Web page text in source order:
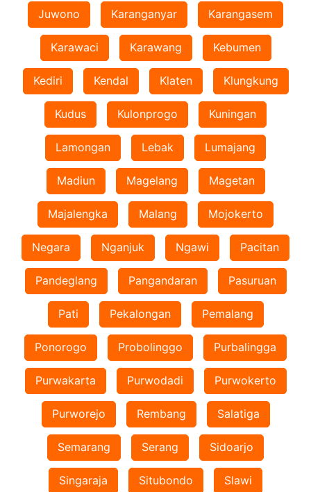
Juwono Karanganyar Karangasem
Karawaci Karawang Kebumen
Kediri Kendal Klaten Klungkung
Kudus Kulonprogo Kuningan
Lamongan Lebak Lumajang
Madiun Magelang Magetan
Majalengka Malang Mojokerto
Negara Nganjuk Ngawi Pacitan
Pandeglang Pangandaran Pasuruan
Pati Pekalongan Pemalang
Ponorogo Probolinggo Purbalingga
Purwakarta Purwodadi Purwokerto
Purworejo Rembang Salatiga
Semarang Serang Sidoarjo
Singaraja Situbondo Slawi